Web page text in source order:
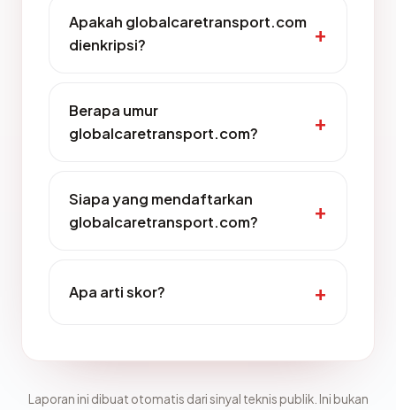
Apakah globalcaretransport.com
dienkripsi?
Berapa umur
globalcaretransport.com?
Siapa yang mendaftarkan
globalcaretransport.com?
Apa arti skor?
Laporan ini dibuat otomatis dari sinyal teknis publik. Ini bukan